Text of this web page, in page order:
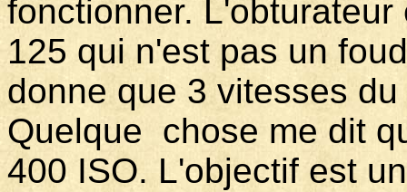
fonctionner.
125 qui n'est pas un
donne que 3 vitesses
Quelque chose me dit
400 ISO. L'objectif est